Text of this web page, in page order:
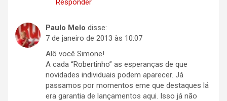
Responder
Paulo Melo disse:
7 de janeiro de 2013 às 10:07
Alô você Simone!
A cada “Robertinho” as esperanças de que
novidades individuais podem aparecer. Já
passamos por momentos eme que destaques lá
era garantia de lançamentos aqui. Isso já não